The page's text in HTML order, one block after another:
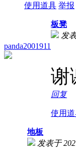
使用道具 举报
panda2001911
板凳
发
谢
回复
使用
地板
发表于